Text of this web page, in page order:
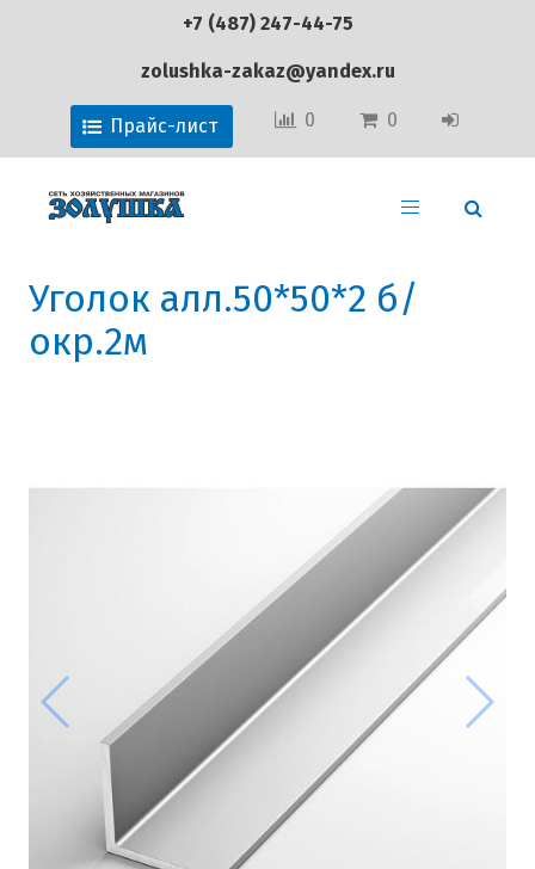
+7 (487) 247-44-75
zolushka-zakaz@yandex.ru
Прайс-лист 0 0
Уголок алл.50*50*2 б/
окр.2м